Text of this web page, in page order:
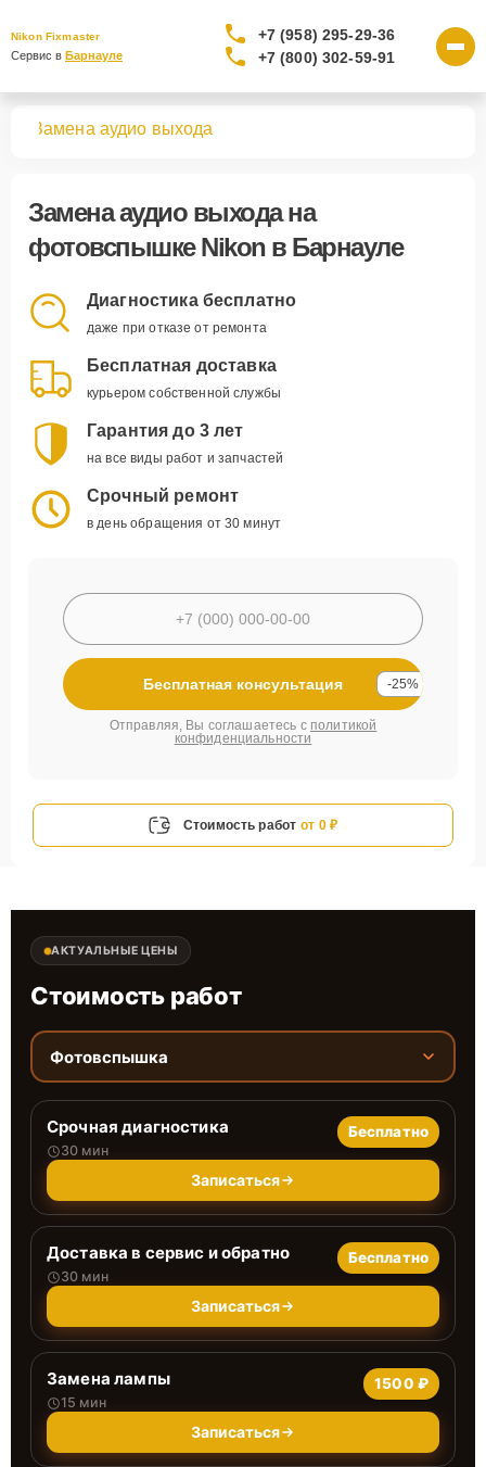
Nikon Fixmaster
Сервис в Барнауле
+7 (958) 295-29-36
+7 (800) 302-59-91
Замена аудио выхода
Замена аудио выходана
фотовспышке Nikon в Барнауле
Диагностика бесплатно
даже при отказе от ремонта
Бесплатная доставка
курьером собственной службы
Гарантия до 3 лет
на все виды работ и запчастей
Срочный ремонт
в день обращения от 30 минут
Бесплатная консультация -25%
Отправляя, Вы соглашаетесь с политикой
конфиденциальности
Стоимость работ от 0 ₽
АКТУАЛЬНЫЕ ЦЕНЫ
Стоимость работ
Фотовспышка
Срочная диагностика
30 мин
Бесплатно
Записаться
Доставка в сервис и обратно
30 мин
Бесплатно
Записаться
Замена лампы
15 мин
1500 ₽
Записаться